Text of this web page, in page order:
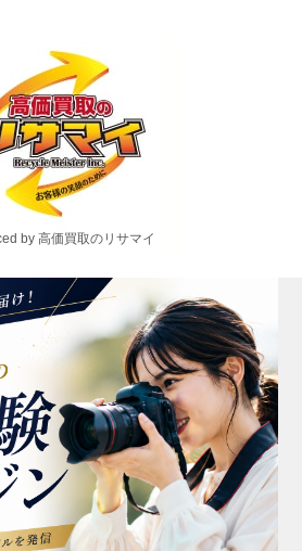
by 高価買取のリサマイ